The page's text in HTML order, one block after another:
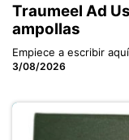
Traumeel Ad
ampollas
Empiece a escribir
3/08/2026